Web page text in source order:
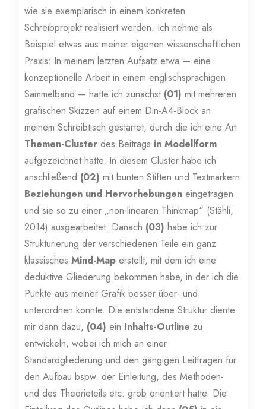
wie sie exemplarisch in einem konkreten
Schreibprojekt realisiert werden. Ich nehme als
Beispiel etwas aus meiner eigenen wissenschaftlichen
Praxis: In meinem letzten Aufsatz etwa — eine
konzeptionelle Arbeit in einem englischsprachigen
Sammelband — hatte ich zunächst (01) mit mehreren
grafischen Skizzen auf einem Din-A4-Block an
meinem Schreibtisch gestartet, durch die ich eine Art
Themen-Cluster des Beitrags in Modellform
aufgezeichnet hatte. In diesem Cluster habe ich
anschließend (02) mit bunten Stiften und Textmarkern
Beziehungen und Hervorhebungen eingetragen
und sie so zu einer „non-linearen Thinkmap“ (Stähli,
2014) ausgearbeitet. Danach (03) habe ich zur
Strukturierung der verschiedenen Teile ein ganz
klassischesMind-Map erstellt, mit dem ich eine
deduktive Gliederung bekommen habe, in der ich die
Punkte aus meiner Grafik besser über- und
unterordnen konnte. Die entstandene Struktur diente
mir dann dazu, (04) ein Inhalts-Outline zu
entwickeln, wobei ich mich an einer
Standardgliederung und den gängigen Leitfragen für
den Aufbau bspw. der Einleitung, des Methoden-
und des Theorieteils etc. grob orientiert hatte. Die